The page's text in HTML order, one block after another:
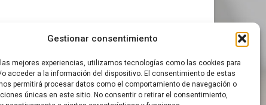
Gestionar consentimiento
las mejores experiencias, utilizamos tecnologías como las cookies para
acceder a la información del dispositivo. El consentimiento de estas
permitirá procesar datos como el comportamiento de navegación o
únicas en este sitio. No consentir o retirar el consentimiento,